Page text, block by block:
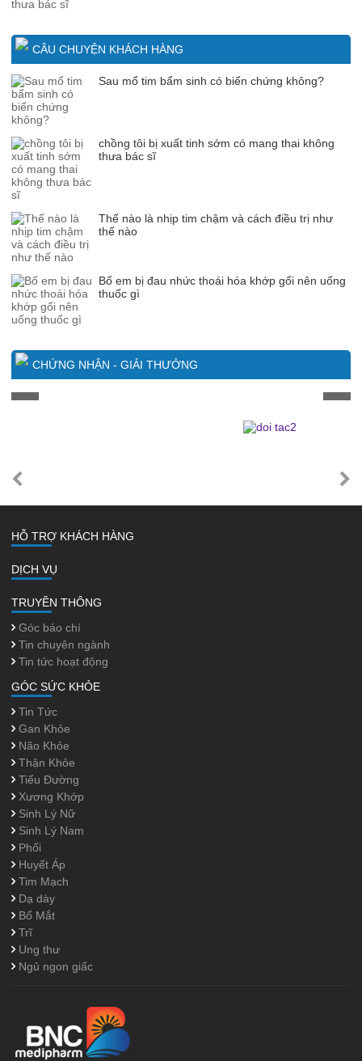
CÂU CHUYỆN KHÁCH HÀNG
Sau mổ tim bẩm sinh có biến chứng không?
chồng tôi bị xuất tinh sớm có mang thai không
thưa bác sĩ
Thế nào là nhịp tim chậm và cách điều trị như
thế nào
Bố em bị đau nhức thoái hóa khớp gối nên uống
thuốc gì
CHỨNG NHẬN - GIẢI THƯỞNG
HỖ TRỢ KHÁCH HÀNG
DỊCH VỤ
TRUYỀN THÔNG
Góc báo chí
Tin chuyên ngành
Tin tức hoạt động
GÓC SỨC KHỎE
Tin Tức
Gan Khỏe
Não Khỏe
Thận Khỏe
Tiểu Đường
Xương Khớp
Sinh Lý Nữ
Sinh Lý Nam
Phổi
Huyết Áp
Tim Mạch
Dạ dày
Bổ Mắt
Trĩ
Ung thư
Ngủ ngon giấc